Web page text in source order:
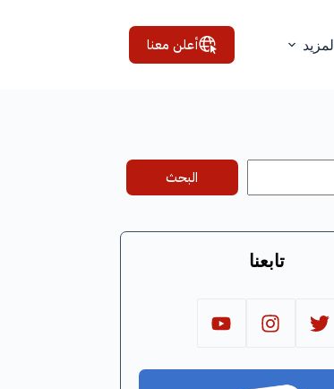
المزيد أعلن معنا
البحث
تابعنا